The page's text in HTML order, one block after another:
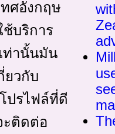
ทศอังกฤษ
ช้บริการ
ท่านั้นมัน
ยวกับ
ปรไฟล์ที่ดี
ะติดต่อ